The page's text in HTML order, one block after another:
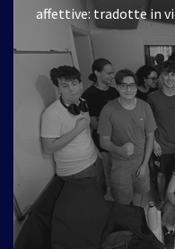
affettive: tradotte in